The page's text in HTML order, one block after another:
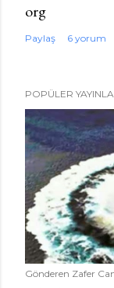
org
Paylaş 6 yorum
POPÜLER
Gönderen Zafer